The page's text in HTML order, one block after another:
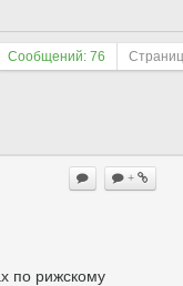
Сообщений: 76
+
по рижскому